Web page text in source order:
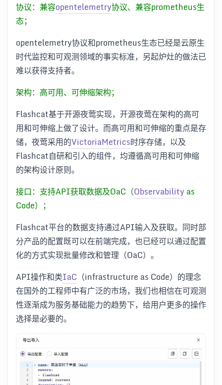
协议：兼容opentelemetry协议、兼容prometheus生
态；
opentelemetry协议和prometheus生态已经是云原生
时代监控和可观测领域的事实标准，另起炉灶的做法已
难以获得支持者。
架构：高可用、可伸缩架构；
Flashcat基于开源夜莺实现，开源夜莺在架构的高可
用和可伸缩上做了设计。而高可用和可伸缩的重点是存
储，夜莺采用的VictoriaMetrics时序存储，以及
Flashcat自研和引入的组件，均遵循高可用和可伸缩
的架构设计原则。
接口：支持API获取数据及OaC（Observability as
Code）；
Flashcat平台的数据支持通过API输入及获取。同时部
分产品的配置既可以在前端完成，也已经可以通过配置
化的方式实现批量修改和管理（OaC）。
API操作和类IaC （infrastructure as Code）的理念
在国外的工程师中有广泛的市场，我们也相信在可观测
性逐渐成为服务基础能力的趋势下，给用户更多的操作
选择是必要的。